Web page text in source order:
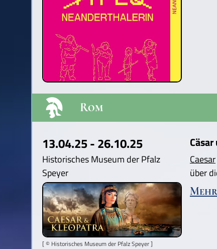
Rom
13.04.25 - 26.10.25
Historisches Museum der Pfalz
Speyer
[ © Historisches Museum der Pfalz Speyer ]
Caesar
über
Mehr